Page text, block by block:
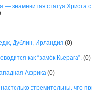
— знаменитая статуя Христа
Дублин, Ирландия (0)
как “замóк Кьерага”. (0)
Африка (0)
стремительны, что